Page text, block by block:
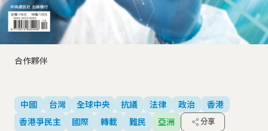
合作夥伴
中國 台灣 全球中央 抗議 法律 政治
香港
香港爭民主
國際 轉載 難民 亞洲 分享